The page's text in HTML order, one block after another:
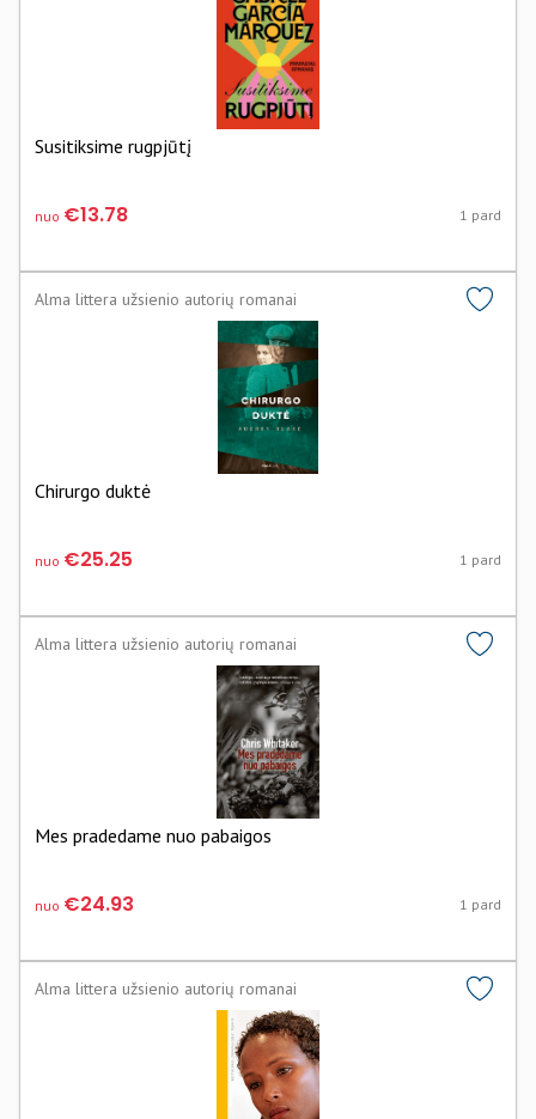
Susitiksime rugpjūtį
nuo €13.78 1 pard
Alma littera užsienio autorių romanai
Chirurgo duktė
nuo €25.25 1 pard
Alma littera užsienio autorių romanai
Mes pradedame nuo pabaigos
nuo €24.93 1 pard
Alma littera užsienio autorių romanai